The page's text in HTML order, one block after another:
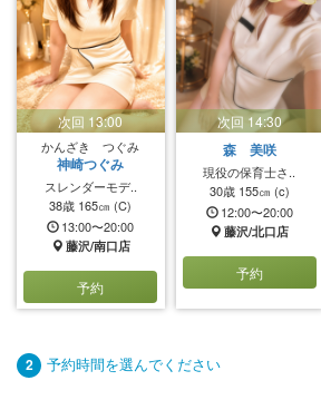
次回 13:00
かんざき つぐみ
神崎つぐみ
スレンダーモデ..
38歳 165㎝ (C)
13:00〜20:00
藤沢/南口店
予約
次回 14:30
森 美咲
現役の保育士さ..
30歳 155㎝ (c)
12:00〜20:00
藤沢/北口店
予約
2 予約時間を選んでください